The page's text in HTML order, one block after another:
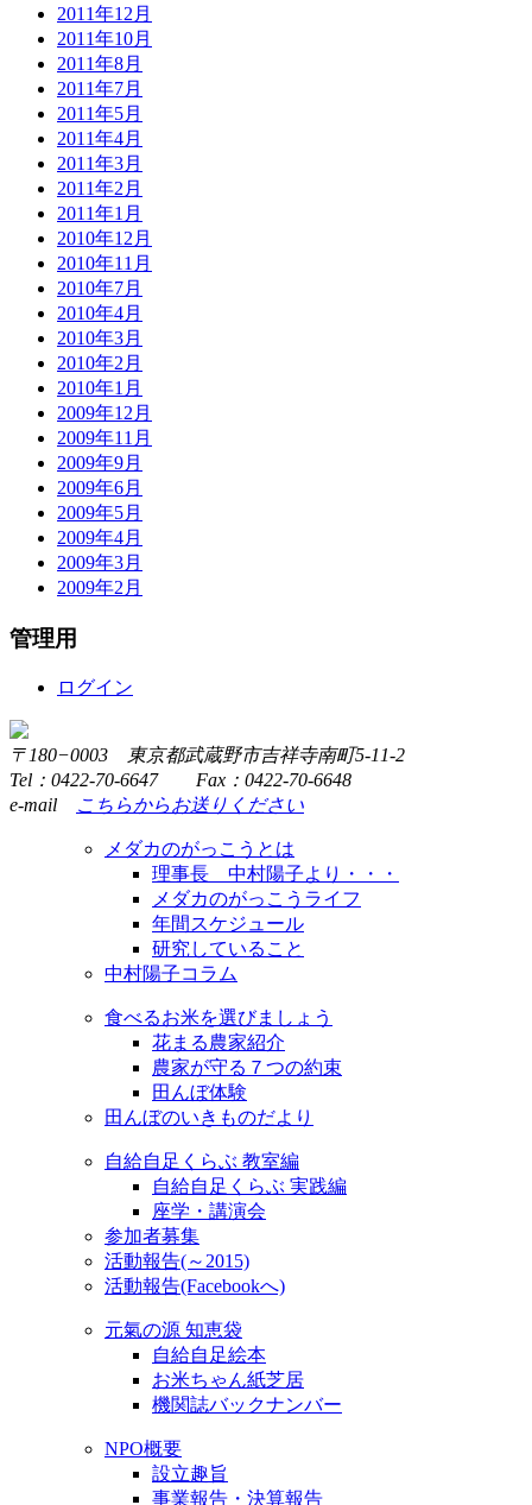
2011年12月
2011年10月
2011年8月
2011年7月
2011年5月
2011年4月
2011年3月
2011年2月
2011年1月
2010年12月
2010年11月
2010年7月
2010年4月
2010年3月
2010年2月
2010年1月
2009年12月
2009年11月
2009年9月
2009年6月
2009年5月
2009年4月
2009年3月
2009年2月
管理用
ログイン
〒180−0003 東京都武蔵野市吉祥寺南町5-11-2
Tel：0422-70-6647 Fax：0422-70-6648
e-mail
こちらからお送りください
メダカのがっこうとは
理事長 中村陽子より・・・
メダカのがっこうライフ
年間スケジュール
研究していること
中村陽子コラム
食べるお米を選びましょう
花まる農家紹介
農家が守る７つの約束
田んぼ体験
田んぼのいきものだより
自給自足くらぶ 教室編
自給自足くらぶ 実践編
座学・講演会
参加者募集
活動報告(～2015)
活動報告(Facebookへ)
元氣の源 知恵袋
自給自足絵本
お米ちゃん紙芝居
機関誌バックナンバー
NPO概要
設立趣旨
事業報告・決算報告